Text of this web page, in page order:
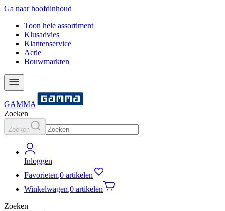
Ga naar hoofdinhoud
Toon hele assortiment
Klusadvies
Klantenservice
Actie
Bouwmarkten
GAMMA
Zoeken
Zoeken
Inloggen
Favorieten,0 artikelen
Winkelwagen,0 artikelen
Zoeken